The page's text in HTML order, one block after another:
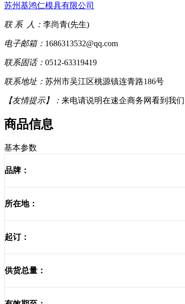
苏州基鸿仁模具有限公司
联 系 人： 李尚青(先生)
电子邮箱： 1686313532@qq.com
联系固话： 0512-63319419
联系地址： 苏州市吴江区桃源镇连青路186号
【友情提示】： 来电请说明在速企商务网看到我们
商品信息
基本参数
品牌：
所在地：
起订：
供货总量：